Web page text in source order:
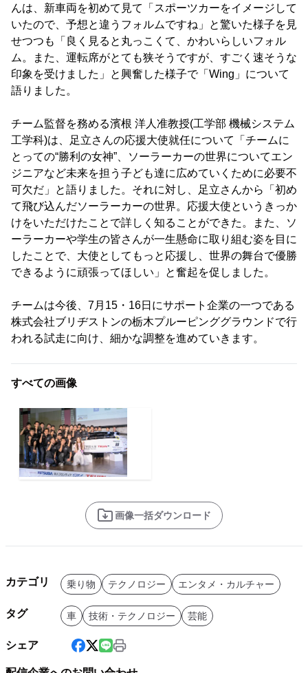
んは、新車両を初めて見て「スポーツカーをイメージして
いたので、予想と違うフォルムですね」と驚いた様子を見
せつつも「良く見ると丸っこくて、かわいらしいフォル
ム。また、運転席がとても狭そうですが、すごく速そうな
印象を受けました」と興奮した様子で「Wing」について
語りました。
チーム監督を務める濱根 洋人准教授(工学部 機械システム
工学科)は、足立さんの応援大使就任について「チームに
とっての“勝利の女神”、ソーラーカーの世界についてエン
ジニアなど未来を担う子ども達に広めていくために必要不
可欠だ」と語りました。それに対し、足立さんから「初め
て飛び込んだソーラーカーの世界。応援大使というきっか
けをいただけたことで詳しく知ることができた。また、ソ
ーラーカーや学生の皆さんが一生懸命に取り組む姿を目に
したことで、大使としてもっと応援し、世界の舞台で優勝
できるように頑張ってほしい」と奮起を促しました。
チームは今後、7月15・16日にサポート企業の一つである
株式会社ブリヂストンの栃木プルーピンググラウンドで行
われる試走に向け、細かな調整を進めていきます。
すべての画像
画像一括ダウンロード
カテゴリ 乗り物 テクノロジー エンタメ・カルチャー
タグ 車 技術・テクノロジー 芸能
シェア